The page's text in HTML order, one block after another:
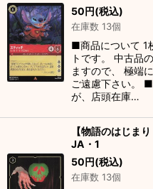
50円(税込)
在庫数 13個
■商品について 1
トです。 中古品
ますので、 極端
ご遠慮下さい。
が、店頭在庫…
【物語のはじま
JA・1
50円(税込)
在庫数 13個